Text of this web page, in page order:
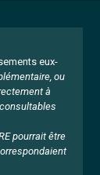
eux-
ou
à
pourrait être